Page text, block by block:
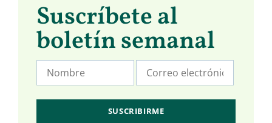
Suscríbete al
boletín semanal